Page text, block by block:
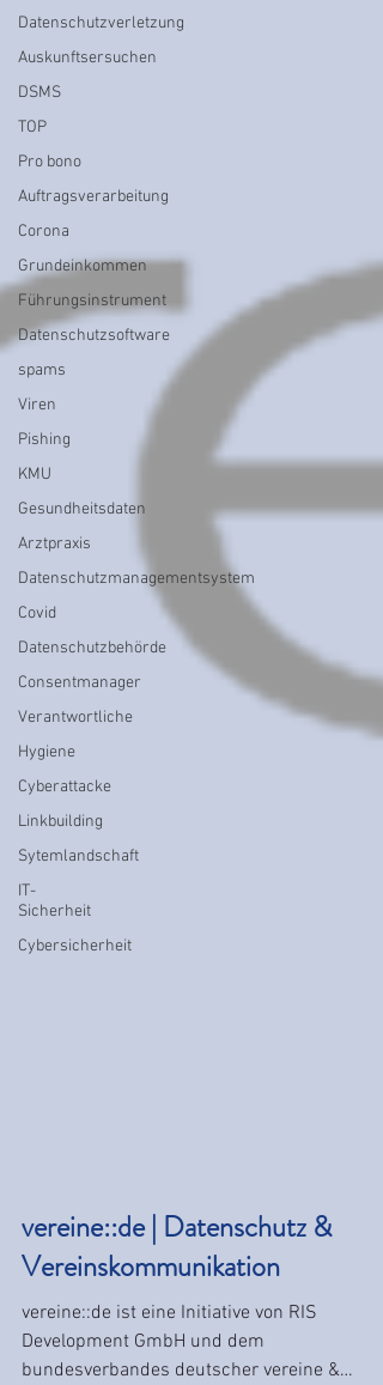
Datenschutzverletzung
Auskunftsersuchen
DSMS
TOP
Pro bono
Auftragsverarbeitung
Corona
Grundeinkommen
Führungsinstrument
Datenschutzsoftware
spams
Viren
Pishing
KMU
Gesundheitsdaten
Arztpraxis
Datenschutzmanagementsystem
Covid
Datenschutzbehörde
Consentmanager
Verantwortliche
Hygiene
Cyberattacke
Linkbuilding
Sytemlandschaft
IT-
Sicherheit
Cybersicherheit
Vereinskommunikation
vereine::de ist eine Initiative von RIS